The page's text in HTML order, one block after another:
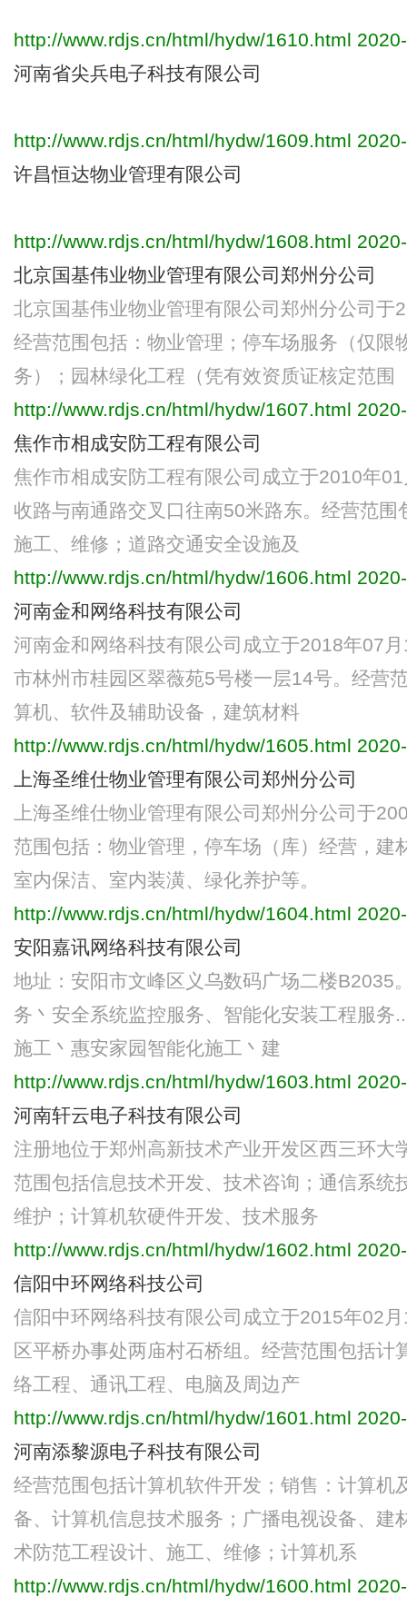
http://www.rdjs.cn/html/hydw/1610.html
河南省尖兵电子科技有限公司
http://www.rdjs.cn/html/hydw/1609.html
许昌恒达物业管理有限公司
http://www.rdjs.cn/html/hydw/1608.html
北京国基伟业物业管理有限公司郑州分公司
北京国基伟业物业管理有限公司郑州分公司于
经营范围包括：物业管理；停车场服务（仅限
务）；园林绿化工程（凭有效资质证核定范围
http://www.rdjs.cn/html/hydw/1607.html
焦作市相成安防工程有限公司
焦作市相成安防工程有限公司成立于2010年
收路与南通路交叉口往南50米路东。经营范
施工、维修；道路交通安全设施及
http://www.rdjs.cn/html/hydw/1606.html
河南金和网络科技有限公司
河南金和网络科技有限公司成立于2018年07
市林州市桂园区翠薇苑5号楼一层14号。经营
算机、软件及辅助设备，建筑材料
http://www.rdjs.cn/html/hydw/1605.html
上海圣维仕物业管理有限公司郑州分公司
上海圣维仕物业管理有限公司郑州分公司于
范围包括：物业管理，停车场（库）经营，建
室内保洁、室内装潢、绿化养护等。
http://www.rdjs.cn/html/hydw/1604.html
安阳嘉讯网络科技有限公司
地址：安阳市文峰区义乌数码广场二楼B2035
务丶安全系统监控服务、智能化安装工程服务
施工丶惠安家园智能化施工丶建
http://www.rdjs.cn/html/hydw/1603.html
河南轩云电子科技有限公司
注册地位于郑州高新技术产业开发区西三环大
范围包括信息技术开发、技术咨询；通信系统
维护；计算机软硬件开发、技术服务
http://www.rdjs.cn/html/hydw/1602.html
信阳中环网络科技公司
信阳中环网络科技有限公司成立于2015年02
区平桥办事处两庙村石桥组。经营范围包括计
络工程、通讯工程、电脑及周边产
http://www.rdjs.cn/html/hydw/1601.html
河南添黎源电子科技有限公司
经营范围包括计算机软件开发；销售：计算机
备、计算机信息技术服务；广播电视设备、建
术防范工程设计、施工、维修；计算机系
http://www.rdjs.cn/html/hydw/1600.html